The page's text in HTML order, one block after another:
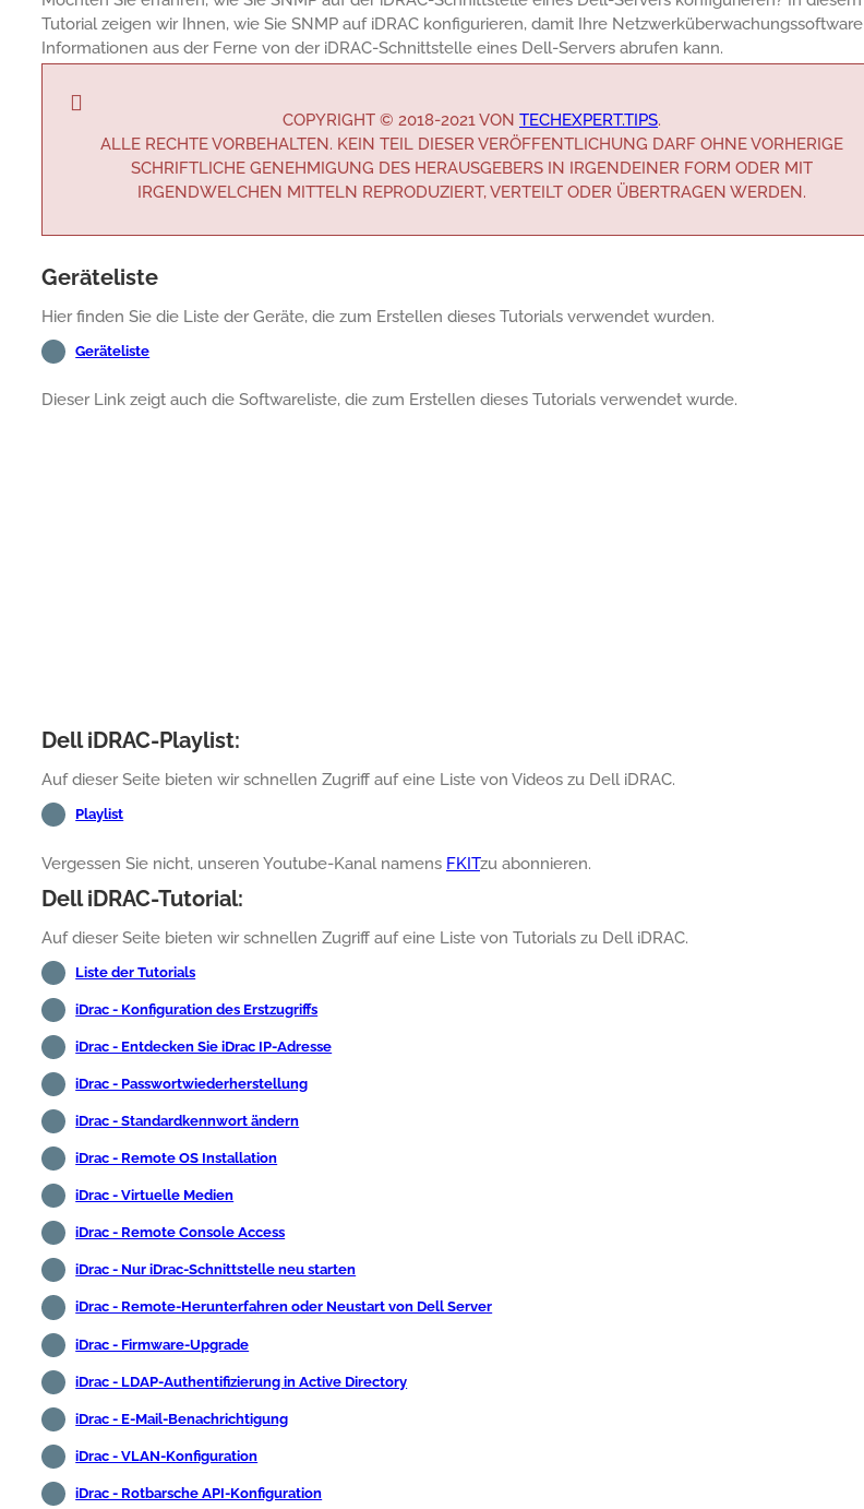
Tutorial zeigen wir Ihnen, wie Sie SNMP auf iDRAC konfigurieren, damit Ihre Netzwerküberwachungssoftware
Informationen aus der Ferne von der iDRAC-Schnittstelle eines Dell-Servers abrufen kann.
COPYRIGHT © 2018-2021 VON TECHEXPERT.TIPS.
ALLE RECHTE VORBEHALTEN. KEIN TEIL DIESER VERÖFFENTLICHUNG DARF OHNE VORHERIGE
SCHRIFTLICHE GENEHMIGUNG DES HERAUSGEBERS IN IRGENDEINER FORM ODER MIT
IRGENDWELCHEN MITTELN REPRODUZIERT, VERTEILT ODER ÜBERTRAGEN WERDEN.
Geräteliste
Hier finden Sie die Liste der Geräte, die zum Erstellen dieses Tutorials verwendet wurden.
Geräteliste
Dieser Link zeigt auch die Softwareliste, die zum Erstellen dieses Tutorials verwendet wurde.
Dell iDRAC-Playlist:
Auf dieser Seite bieten wir schnellen Zugriff auf eine Liste von Videos zu Dell iDRAC.
Playlist
Vergessen Sie nicht, unseren Youtube-Kanal namens FKITzu abonnieren.
Dell iDRAC-Tutorial:
Auf dieser Seite bieten wir schnellen Zugriff auf eine Liste von Tutorials zu Dell iDRAC.
Liste der Tutorials
iDrac - Konfiguration des Erstzugriffs
iDrac - Entdecken Sie iDrac IP-Adresse
iDrac - Passwortwiederherstellung
iDrac - Standardkennwort ändern
iDrac - Remote OS Installation
iDrac - Virtuelle Medien
iDrac - Remote Console Access
iDrac - Nur iDrac-Schnittstelle neu starten
iDrac - Remote-Herunterfahren oder Neustart von Dell Server
iDrac - Firmware-Upgrade
iDrac - LDAP-Authentifizierung in Active Directory
iDrac - E-Mail-Benachrichtigung
iDrac - VLAN-Konfiguration
iDrac - Rotbarsche API-Konfiguration